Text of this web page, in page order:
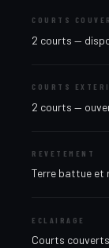
COURTS
2 courts —
COURTS
2 courts —
REVETEMENT
Terre battue et
ECLAIRAGE
Courts